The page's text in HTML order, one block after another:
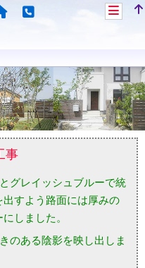
事
グレイッシュブルーで統
すよう路面には厚みの
しました。
のある陰影を映し出しま